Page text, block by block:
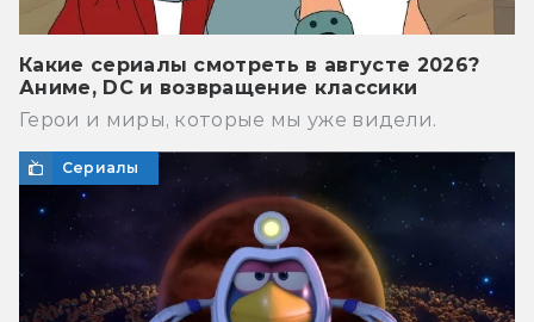
Какие сериалы смотреть в августе 2026?
Аниме, DC и возвращение классики
Герои и миры, которые мы уже видели.
Сериалы